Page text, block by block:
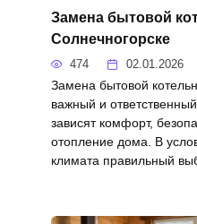
Замена бытовой
Солнечногорске
474 02.01.2026
Замена бытовой
важный и ответственный
зависят комфорт,
отопление дома. В
климата правильный